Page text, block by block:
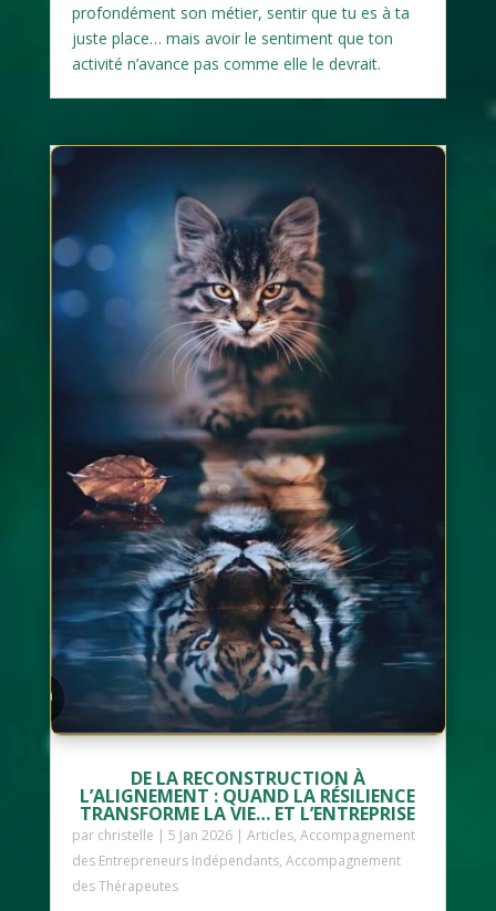
profondément son métier, sentir que tu es à ta
juste place… mais avoir le sentiment que ton
activité n’avance pas comme elle le devrait.
DE LA RECONSTRUCTION À
L’ALIGNEMENT : QUAND LA RÉSILIENCE
TRANSFORME LA VIE… ET L’ENTREPRISE
par christelle | 5 Jan 2026| Articles, Accompagnement
des Entrepreneurs Indépendants, Accompagnement
des Thérapeutes